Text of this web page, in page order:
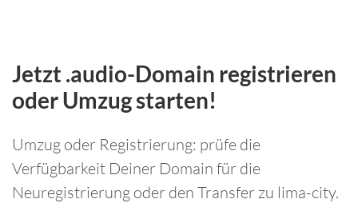
Jetzt .audio-Domain registrieren
oder Umzug starten!
Umzug oder Registrierung: prüfe die
Verfügbarkeit Deiner Domain für die
Neuregistrierung oder den Transfer zu lima-city.